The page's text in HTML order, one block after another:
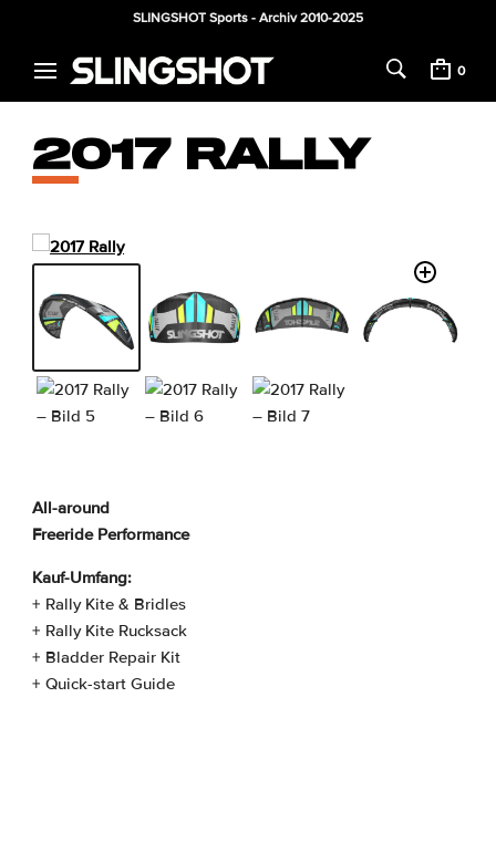
SLINGSHOT Sports - Archiv 2010-2025
0
2017 RALLY
All-around
Freeride Performance
Kauf-Umfang:
+ Rally Kite & Bridles
+ Rally Kite Rucksack
+ Bladder Repair Kit
+ Quick-start Guide